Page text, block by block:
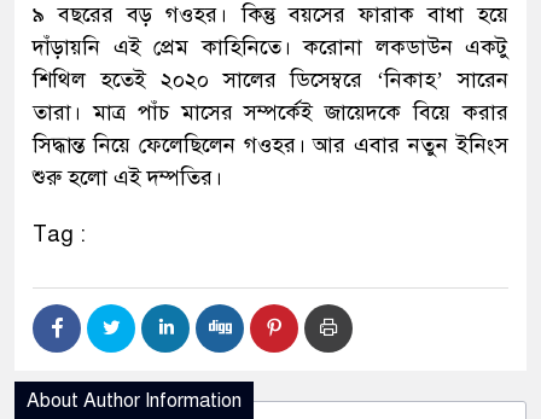
৯ বছরের বড় গওহর। কিন্তু বয়সের ফারাক বাধা হয়ে
দাঁড়ায়নি এই প্রেম কাহিনিতে। করোনা লকডাউন একটু
শিথিল হতেই ২০২০ সালের ডিসেম্বরে ‘নিকাহ’ সারেন
তারা। মাত্র পাঁচ মাসের সম্পর্কেই জায়েদকে বিয়ে করার
সিদ্ধান্ত নিয়ে ফেলেছিলেন গওহর। আর এবার নতুন ইনিংস
শুরু হলো এই দম্পতির।
Tag :
About Author Information